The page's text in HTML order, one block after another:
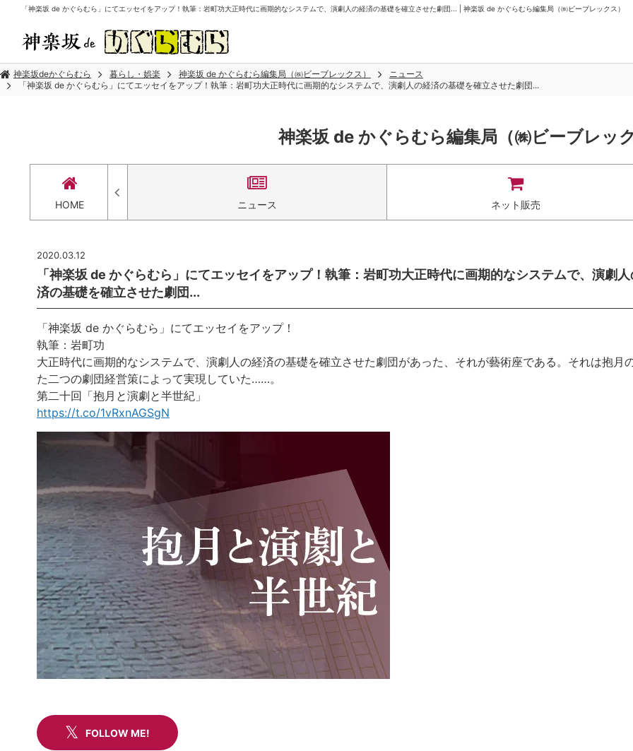
「神楽坂 de かぐらむら」にてエッセイをアップ！執筆：岩町功大正時代に画期的なシステムで、演劇人の経済の基礎を確立させた劇団... | 神楽坂 de かぐらむら編集局（㈱ビーブレックス）
神楽坂deかぐらむら 暮らし・娯楽 神楽坂 de かぐらむら編集局（㈱ビーブレックス）
ニュース
「神楽坂 de かぐらむら」にてエッセイをアップ！執筆：岩町功大正時代に画期的なシステムで、演劇人の経済の基礎を確立させた劇団...
神楽坂 de かぐらむら編集局（㈱ビーブレック
HOME ニュース ネット販売
2020.03.12
「神楽坂 de かぐらむら」にてエッセイをアップ！執筆：岩町功大正時代に画期的なシステムで、演劇
済の基礎を確立させた劇団...
「神楽坂 de かぐらむら」にてエッセイをアップ！
執筆：岩町功
大正時代に画期的なシステムで、演劇人の経済の基礎を確立させた劇団があった、それが藝術座である。それは抱月
た二つの劇団経営策によって実現していた……。
第二十回「抱月と演劇と半世紀」
https://t.co/1vRxnAGSgN
FOLLOW ME!